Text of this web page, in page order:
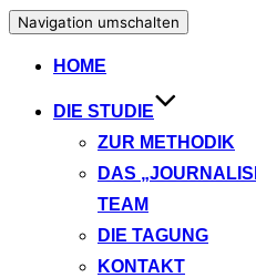
Navigation umschalten
HOME
DIE STUDIE
ZUR METHODIK
DAS
TEAM
DIE TAGUNG
KONTAKT